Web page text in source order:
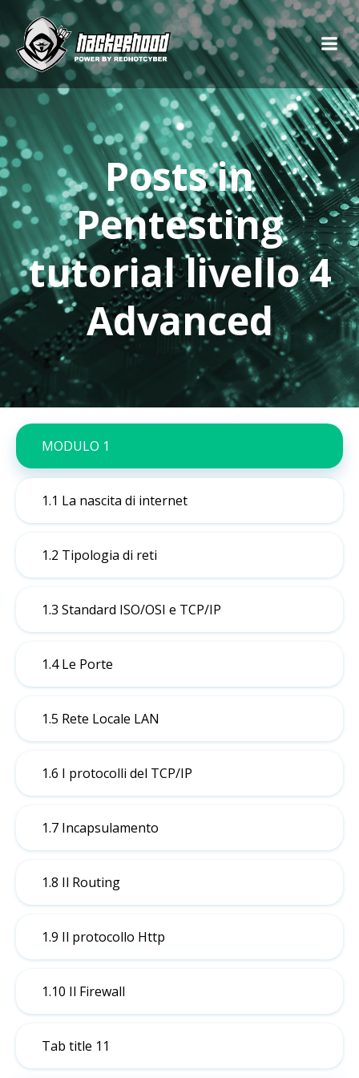
Posts in
Pentesting
tutorial livello 4
Advanced
MODULO 1
1.1 La nascita di internet
1.2 Tipologia di reti
1.3 Standard ISO/OSI e TCP/IP
1.4 Le Porte
1.5 Rete Locale LAN
1.6 I protocolli del TCP/IP
1.7 Incapsulamento
1.8 Il Routing
1.9 Il protocollo Http
1.10 Il Firewall
Tab title 11